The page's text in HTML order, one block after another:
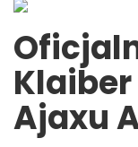
Ajaxu